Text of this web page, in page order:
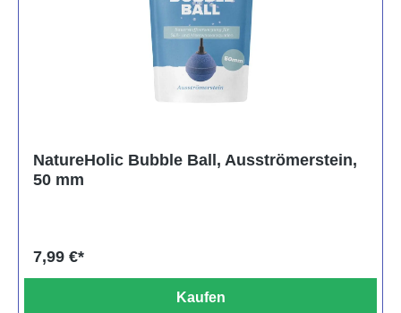
NatureHolic Bubble Ball, Ausströmerstein,
50 mm
7,99 €*
Kaufen